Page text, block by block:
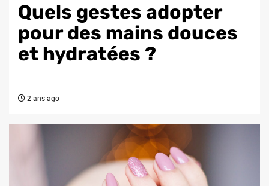
Quels gestes adopter
pour des mains douces
et hydratées ?
2 ans ago